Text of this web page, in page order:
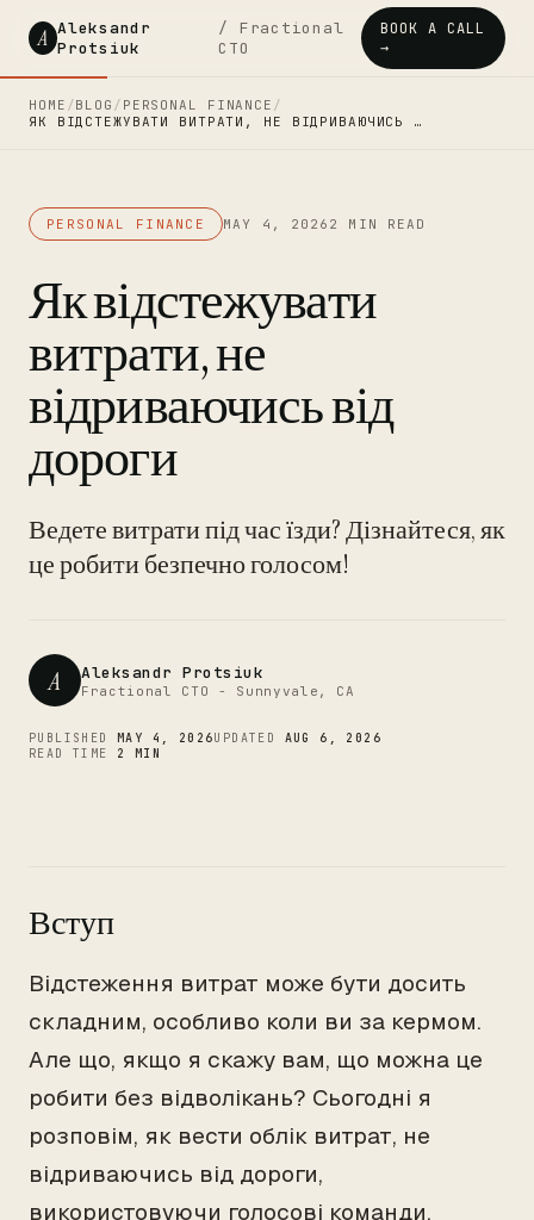
A Aleksandr
Protsiuk
/ Fractional
CTO
BOOK A CALL
→
HOME /BLOG / PERSONAL FINANCE /
ЯК ВІДСТЕЖУВАТИ ВИТРАТИ, НЕ ВІДРИВАЮЧИСЬ …
PERSONAL FINANCE MAY 4, 2026 2 MIN READ
Як відстежувати
витрати, не
відриваючись від
дороги
Ведете витрати під час їзди? Дізнайтеся, як
це робити безпечно голосом!
A Aleksandr Protsiuk
Fractional CTO - Sunnyvale, CA
PUBLISHED MAY 4, 2026UPDATED AUG 6, 2026
READ TIME 2 MIN
Вступ
Відстеження витрат може бути досить
складним, особливо коли ви за кермом.
Але що, якщо я скажу вам, що можна це
робити без відволікань? Сьогодні я
розповім, як вести облік витрат, не
відриваючись від дороги,
використовуючи голосові команди.